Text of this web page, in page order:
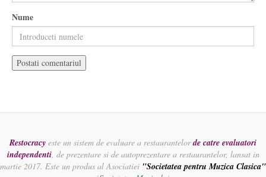
Nume
Restocracy este un sistem de evaluare a restaurantelorde catre evaluatori
independenti, de prezentare si de autoprezentare a restaurantelor, lansat in
martie 2017. Este un produs al Asociatiei "Societatea pentru Muzica Clasica"